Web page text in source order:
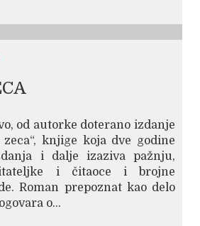
od autorke doterano izdanje
knjige koja dve godine
i dalje izaziva pažnju,
i čitaoce i brojne
Roman prepoznat kao delo
o...